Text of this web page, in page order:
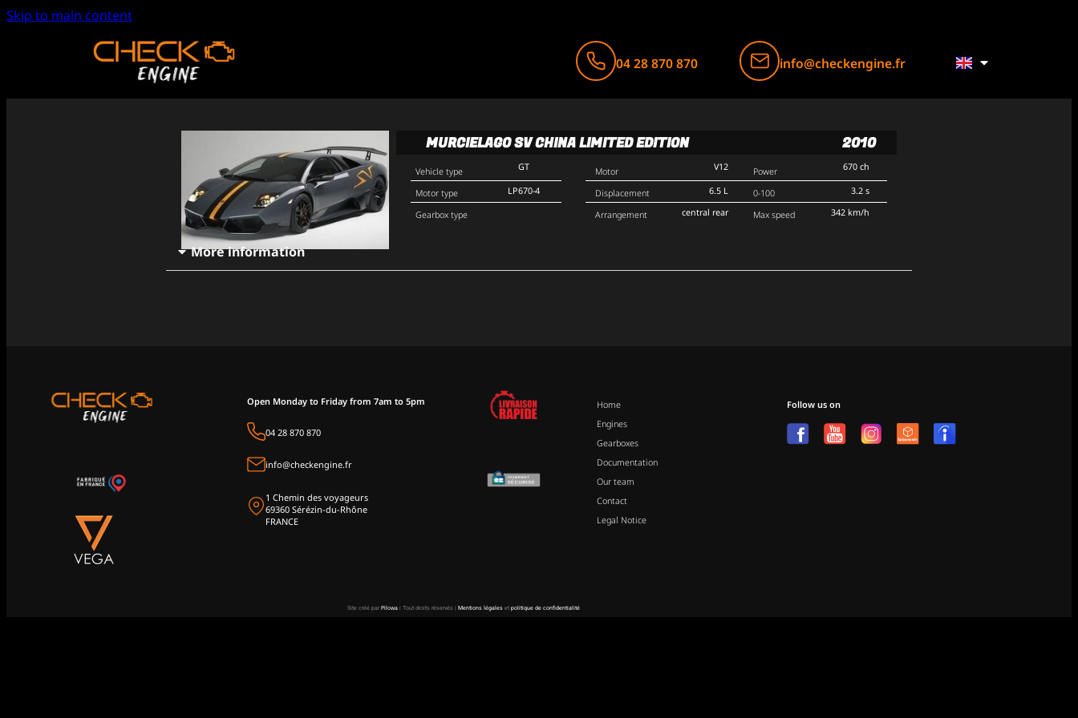
Skip to main content
04 28 870 870 info@checkengine.fr
MURCIELAGO SV CHINA LIMITED EDITION 2010
Vehicle type
Motor type
Gearbox type
GT
LP670-4
Motor
Displacement
Arrangement
V12
6.5 L
central rear
Power
0-100
Max speed
670 ch
3.2 s
342 km/h
More information
Open Monday to Friday from 7am to 5pm
04 28 870 870
info@checkengine.fr
1 Chemin des voyageurs
69360 Sérézin-du-Rhône
FRANCE
Home
Engines
Gearboxes
Documentation
Our team
Contact
Legal Notice
Follow us on
Site créé par Pilowa | Tout droits réservés | Mentions légales et politique de confidentialité